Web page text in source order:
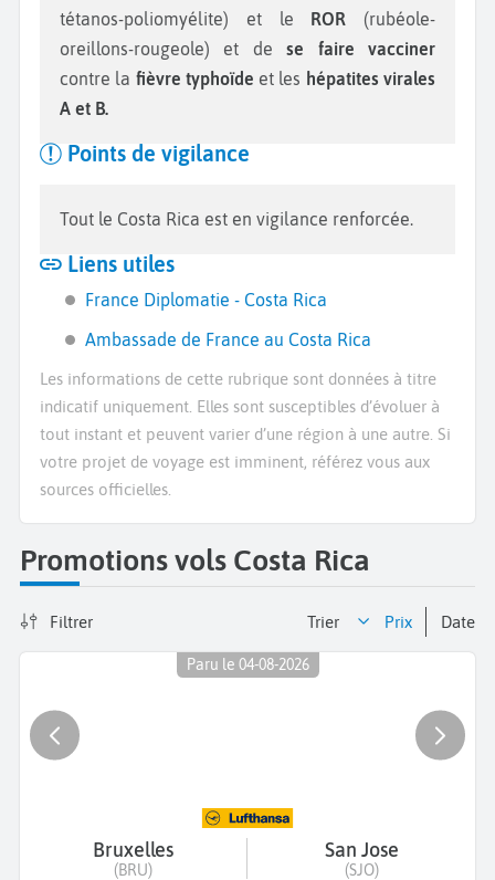
tétanos-poliomyélite) et le ROR (rubéole-
oreillons-rougeole) et dese faire vacciner
contre la fièvre typhoïde et les hépatites virales
A et B.
Points de vigilance
Tout le Costa Rica est en vigilance renforcée.
Liens utiles
France Diplomatie - Costa Rica
Ambassade de France au Costa Rica
Les informations de cette rubrique sont données à titre
indicatif uniquement. Elles sont susceptibles d’évoluer à
tout instant et peuvent varier d’une région à une autre. Si
votre projet de voyage est imminent, référez vous aux
sources officielles.
Promotions vols Costa Rica
Filtrer Trier prix date
Paru le 04-08-2026
Bruxelles
(BRU)
San Jose
(SJO)